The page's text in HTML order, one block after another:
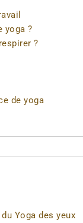
yoga ?
?
de yoga
Yoga des yeux